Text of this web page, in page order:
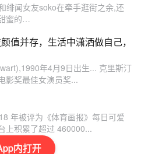
内打开
绯闻女友soko在牵手逛街之余,还
蜜的…
值并存，生活中潇洒做自己，
年4月9日出生... 克里斯汀
影奖最佳女演员奖...
年被评为《体育画报》每日可爱
上积累了超过 460000...